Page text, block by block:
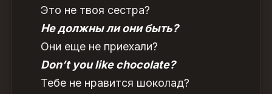
Это не твоя сестра?
Не должны ли они быть?
Они еще не приехали?
Don’t you like chocolate?
Тебе не нравится шоколад?